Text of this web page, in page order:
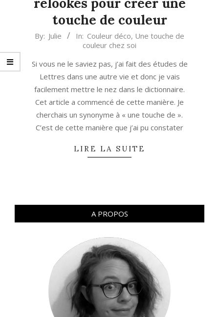
relookés pour créer une
touche de couleur
2023-
26
By: Julie In: Couleur déco, Une touche de
couleur chez soi
Si vous ne le saviez pas, j’ai fait des études de
Lettres dans une autre vie et donc je vais
facilement mettre le nez dans le dictionnaire.
Cet article a commencé de cette manière. Je
cherchais un synonyme à « une touche de ».
C’est de cette manière que j’ai pu constater
LIRE LA SUITE
A PROPOS